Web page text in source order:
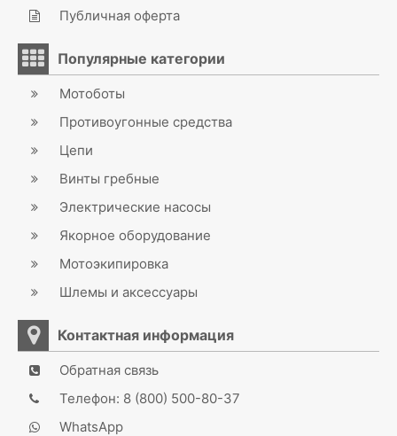
Публичная оферта
Популярные категории
Мотоботы
Противоугонные средства
Цепи
Винты гребные
Электрические насосы
Якорное оборудование
Мотоэкипировка
Шлемы и аксессуары
Контактная информация
Обратная связь
Телефон: 8 (800) 500-80-37
WhatsApp